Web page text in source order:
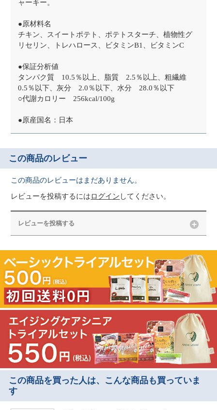
ャーキー。
●原材料名
チキン、スイートポテト、ポテトスターチ、植物性グ
リセリン、トレハロース、ビタミンB1、ビタミンC
●保証分析値
タンパク質 10.5％以上、脂質 2.5％以上、粗繊維
0.5％以下、灰分 2.0％以下、水分 28.0％以下
○代謝カロリー 256kcal/100g
●原産国名：日本
この商品のレビュー
この商品のレビューはまだありません。
レビューを投稿するにはログイン してください。
レビューを投稿する
この商品を買った人は、こんな商品も買っていま
す